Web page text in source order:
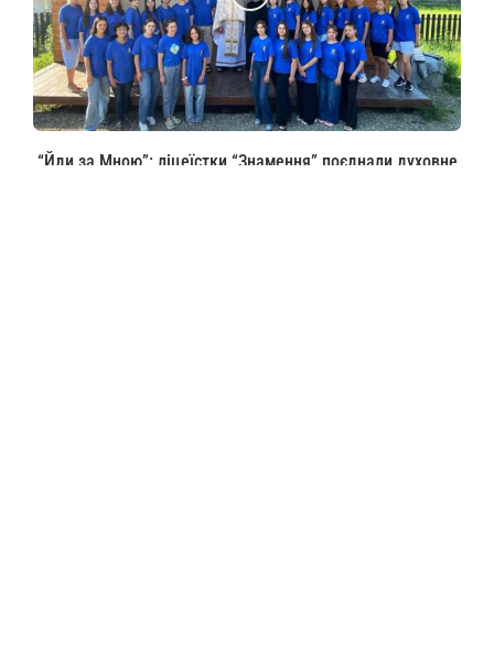
“Йди за Мною”: ліцеїстки “Знамення” поєднали духовне